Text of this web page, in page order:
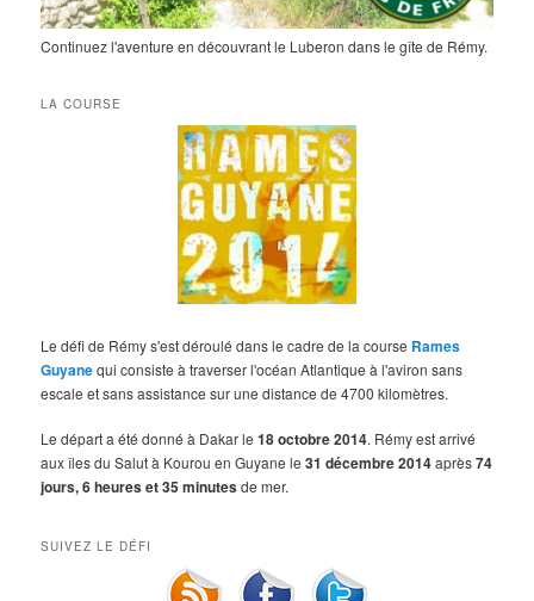
Continuez l'aventure en découvrant le Luberon dans le gîte de Rémy.
LA COURSE
Le défi de Rémy s'est déroulé dans le cadre de la course Rames
Guyanequi consiste à traverser l'océan Atlantique à l'aviron sans
escale et sans assistance sur une distance de 4700 kilomètres.
Le départ a été donné à Dakar le18 octobre 2014. Rémy est arrivé
aux îles du Salut à Kourou en Guyane le31 décembre 2014après74
jours, 6 heures et 35 minutesde mer.
SUIVEZ LE DÉFI